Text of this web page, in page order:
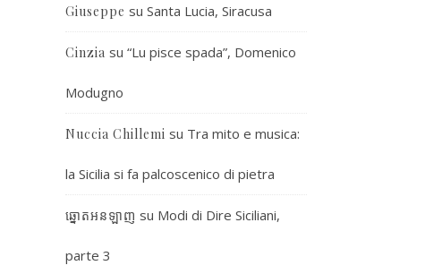
Giuseppe su Santa Lucia, Siracusa
Cinzia su “Lu pisce spada”, Domenico
Modugno
Nuccia Chillemi su Tra mito e musica:
la Sicilia si fa palcoscenico di pietra
ឆ្នោតអនឡាញ su Modi di Dire Siciliani,
parte 3